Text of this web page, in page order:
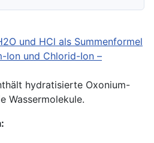
hydratisierte Oxonium-
Wassermolekule.